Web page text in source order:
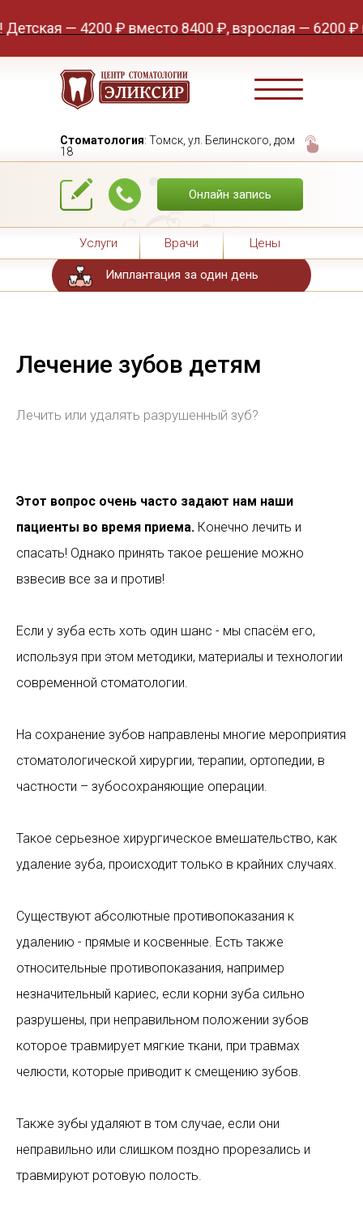
— 4200 ₽ вместо 8400 ₽, взрослая — 6200 ₽
Стоматология: Томск, ул. Белинского, дом
18
Онлайн запись
Услуги Врачи Цены
Имплантация за один день
Лечение зубов детям
Лечить или удалять разрушенный зуб?
Этот вопрос очень часто задают нам наши
пациенты во время приема. Конечно лечить и
спасать! Однако принять такое решение можно
взвесив все за и против!
Если у зуба есть хоть один шанс - мы спасём его,
используя при этом методики, материалы и технологии
современной стоматологии.
На сохранение зубов направлены многие мероприятия
стоматологической хирургии, терапии, ортопедии, в
частности – зубосохраняющие операции.
Такое серьезное хирургическое вмешательство, как
удаление зуба, происходит только в крайних случаях.
Существуют абсолютные противопоказания к
удалению - прямые и косвенные. Есть также
относительные противопоказания, например
незначительный кариес, если корни зуба сильно
разрушены, при неправильном положении зубов
которое травмирует мягкие ткани, при травмах
челюсти, которые приводит к смещению зубов.
Также зубы удаляют в том случае, если они
неправильно или слишком поздно прорезались и
травмируют ротовую полость.